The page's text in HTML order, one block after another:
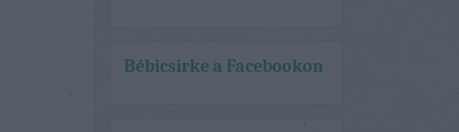
Bébicsirke a Facebookon